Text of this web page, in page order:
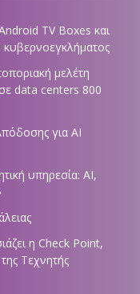
TV Boxes και
κυβερνοεγκλήματος
μελέτη
data centers 800
για AI
υπηρεσία: AI,
η Check Point,
Τεχνητής